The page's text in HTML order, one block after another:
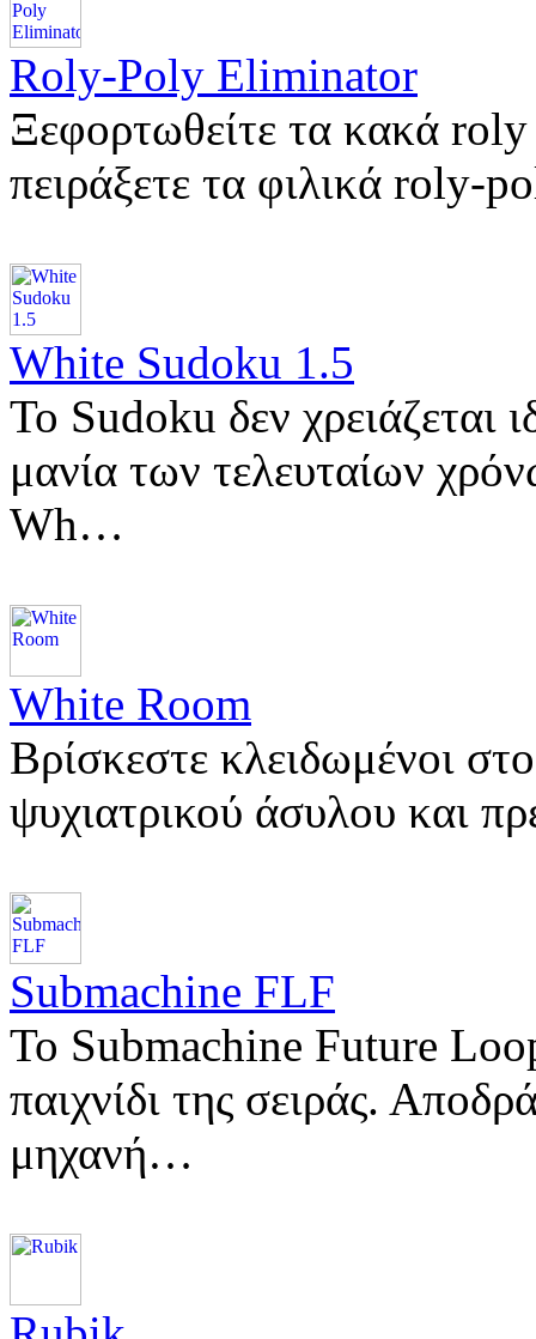
Roly-Poly Eliminator
Ξεφορτωθείτε τα κακά
πειράξετε τα φιλικά roly-
White Sudoku 1.5
Το Sudoku δεν χρειάζεται
μανία των τελευταίων
Wh…
White Room
Βρίσκεστε κλειδωμένοι
ψυχιατρικού άσυλου και
Submachine FLF
Το Submachine Future
παιχνίδι της σειράς.
μηχανή…